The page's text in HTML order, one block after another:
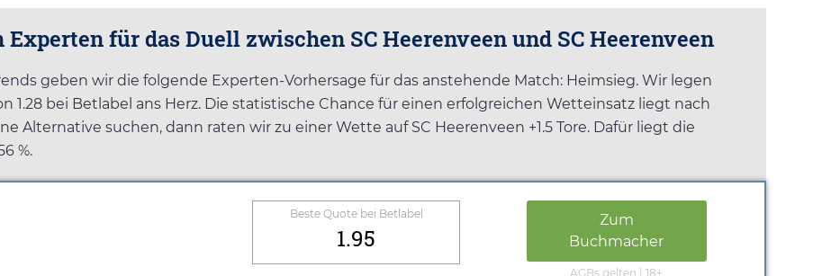
für das Duell zwischen SC Heerenveen und SC Heerenveen
geben wir die folgende Experten-Vorhersage für das anstehende Match: Heimsieg. Wir legen
1.28 bei Betlabel ans Herz. Die statistische Chance für einen erfolgreichen Wetteinsatz liegt nach
Alternative suchen, dann raten wir zu einer Wette auf SC Heerenveen +1.5 Tore. Dafür liegt die
%.
Beste Quote bei Betlabel
1.95
Zum
Buchmacher
AGBs gelten | 18+